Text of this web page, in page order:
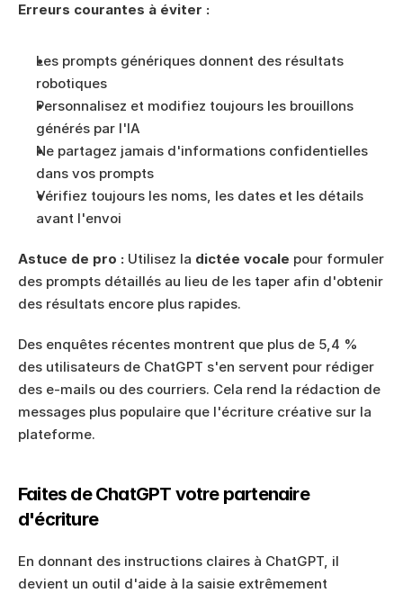
Erreurs courantes à éviter :
Les prompts génériques donnent des résultats
robotiques
Personnalisez et modifiez toujours les brouillons
générés par l'IA
Ne partagez jamais d'informations confidentielles
dans vos prompts
Vérifiez toujours les noms, les dates et les détails
avant l'envoi
Astuce de pro : Utilisez la dictée vocale pour formuler
des prompts détaillés au lieu de les taper afin d'obtenir
des résultats encore plus rapides.
Des enquêtes récentes montrent que plus de 5,4 %
des utilisateurs de ChatGPT s'en servent pour rédiger
des e-mails ou des courriers. Cela rend la rédaction de
messages plus populaire que l'écriture créative sur la
plateforme.
Faites de ChatGPT votre partenaire
d'écriture
En donnant des instructions claires à ChatGPT, il
devient un outil d'aide à la saisie extrêmement